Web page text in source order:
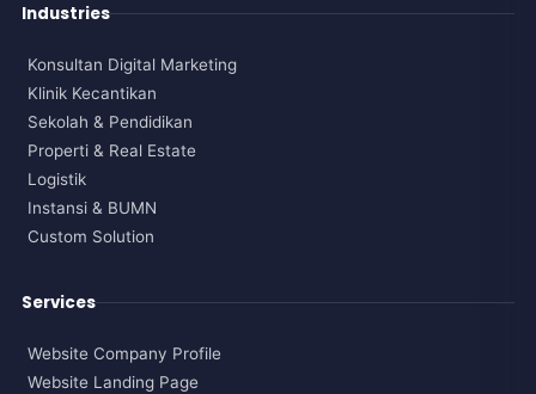
Industries
Konsultan Digital Marketing
Klinik Kecantikan
Sekolah & Pendidikan
Properti & Real Estate
Logistik
Instansi & BUMN
Custom Solution
Services
Website Company Profile
Website Landing Page